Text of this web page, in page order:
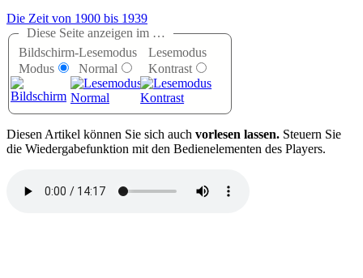
Die Zeit von 1900 bis 1939
Diese Seite anzeigen im …
Bildschirm-
Modus
Lesemodus
Normal
Lesemodus
Kontrast
Diesen Artikel können Sie sich auch vorlesen lassen. Steuern Sie
die Wiedergabefunktion mit den Bedienelementen des Players.